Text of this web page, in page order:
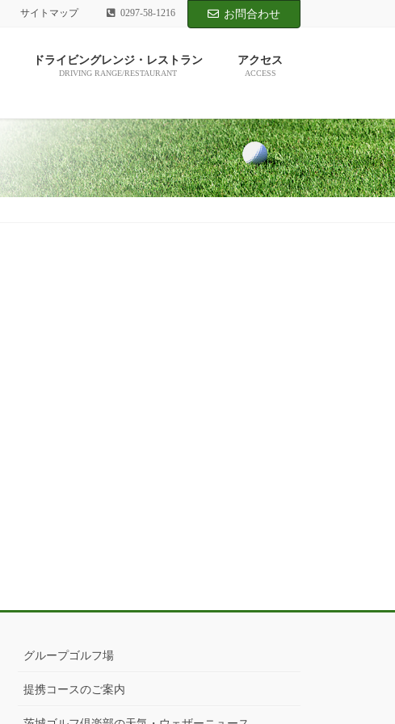
サイトマップ 0297-58-1216 お問合わせ
ドライビングレンジ・レストラン
DRIVING RANGE/RESTAURANT
アクセス
ACCESS
グループゴルフ場
提携コースのご案内